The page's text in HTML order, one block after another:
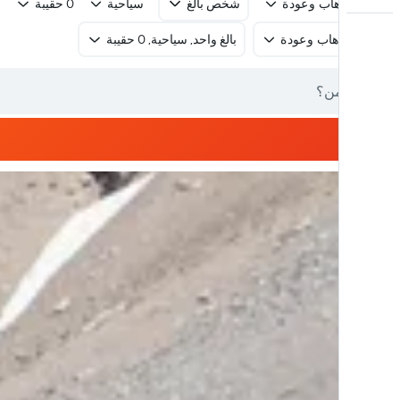
رحلة ذهاب وعودة شخص بالغ سياحية 0 حقيبة
رحلة ذهاب وعودة بالغ واحد, سياحية, 0 حقيبة